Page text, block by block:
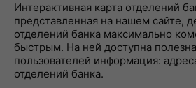
Интерактивная карта отделений
представленная на нашем сайте,
отделений банка максимально
быстрым. На ней доступна
пользователей информация:
отделений банка.